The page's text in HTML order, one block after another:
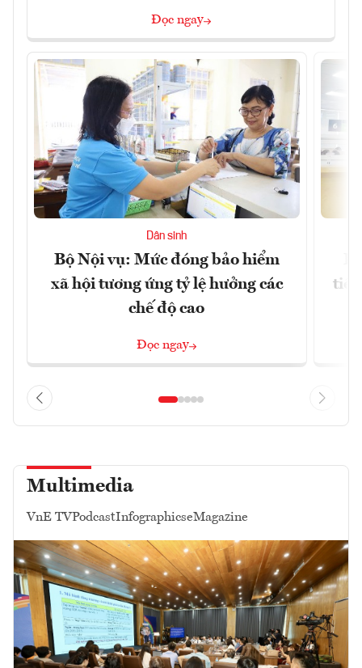
Đọc ngay
Dân sinh
Bộ Nội vụ: Mức đóng bảo hiểm
xã hội tương ứng tỷ lệ hưởng các
chế độ cao
Đọc ngay
Multimedia
VnE TVPodcastInfographicseMagazine